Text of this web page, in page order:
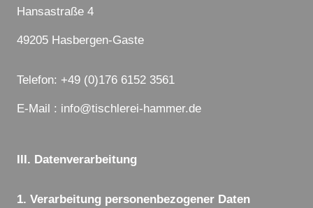
Hansastraße 4
49205 Hasbergen-Gaste
Telefon: +49 (0)176 6152 3561
E-Mail : info@tischlerei-hammer.de
III. Datenverarbeitung
1. Verarbeitung personenbezogener Daten